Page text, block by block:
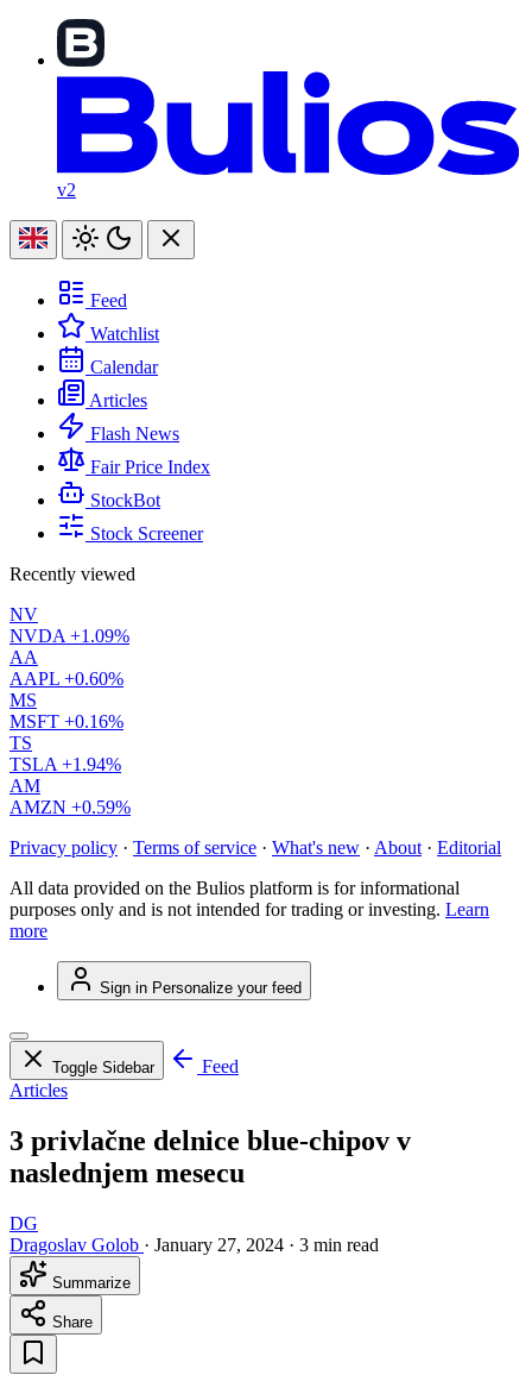
v2
Feed
Watchlist
Calendar
Articles
Flash News
Fair Price Index
StockBot
Stock Screener
Recently viewed
NV
NVDA +1.09%
AA
AAPL +0.60%
MS
MSFT +0.16%
TS
TSLA +1.94%
AM
AMZN +0.59%
Privacy policy · Terms of service · What's new · About · Editorial
All data provided on the Bulios platform is for informational
purposes only and is not intended for trading or investing. Learn
more
Sign in Personalize your feed
Toggle Sidebar
Feed
Articles
3 privlačne delnice blue-chipov v
naslednjem mesecu
DG
Dragoslav Golob · January 27, 2024 · 3 min read
Summarize
Share